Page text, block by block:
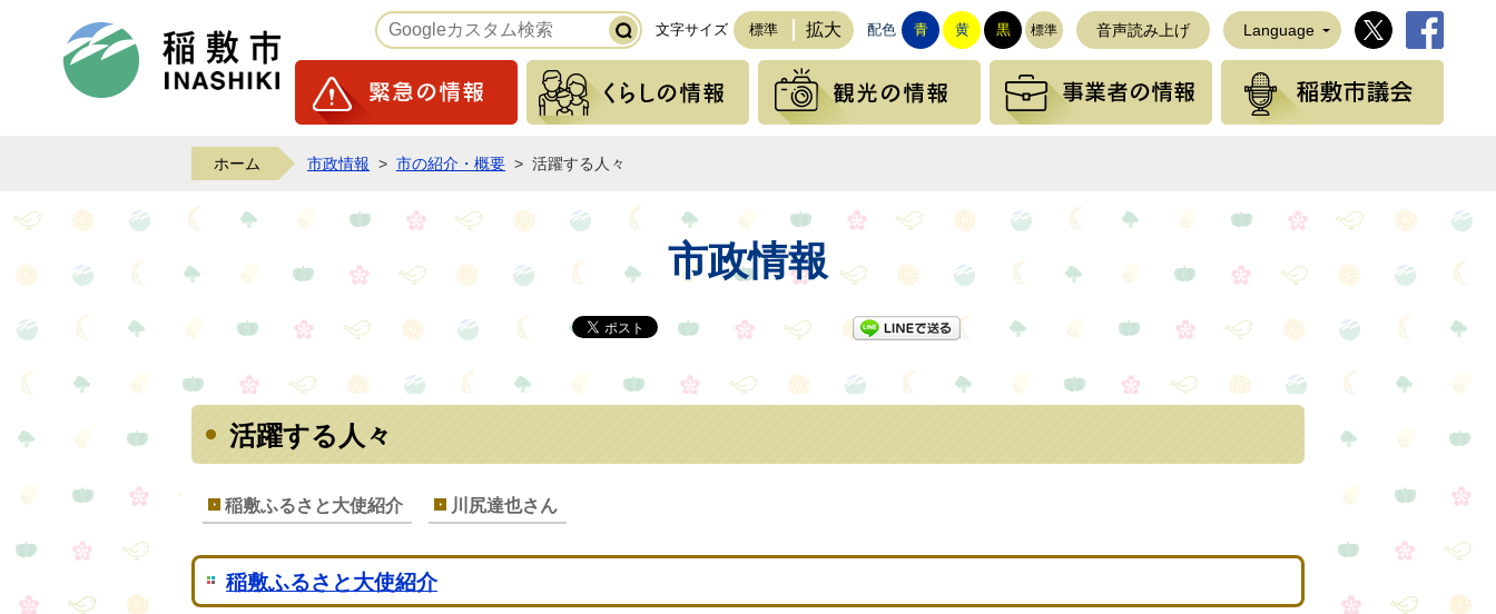
稲敷市ホームページ 文字サイズ 標準 拡大 配色 青 黄 黒 標準 音声読み上げ Language 稲敷市公式
緊急の情報 くらしの情報 観光の情報 事業者の情報
ホーム 市政情報 > 市の紹介・概要 > 活躍する人々
市政情報
LINEで送る
活躍する人々
稲敷ふるさと大使紹介 川尻達也さん
稲敷ふるさと大使紹介